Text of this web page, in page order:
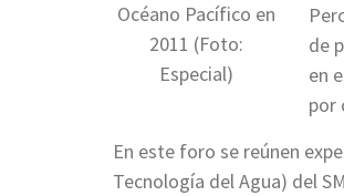
Océano Pacífico en
2011 (Foto:
Especial)
de
en
por
En este foro se reúnen
Tecnología del Agua) del